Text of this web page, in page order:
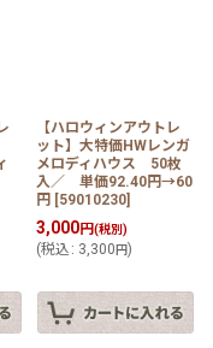
【ハロウィンアウトレ
ット】大特価HWレンガ
メロディハウス 50枚
入／ 単価92.40円→60
円 [59010230]
3,000円(税別)
(税込 : 3,300円)